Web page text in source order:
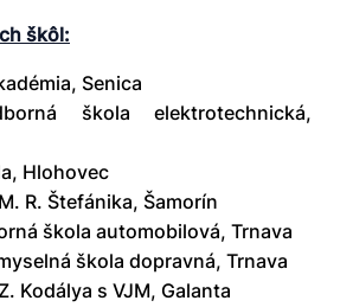
škôl:
Senica
škola elektrotechnická,
Hlohovec
R. Štefánika, Šamorín
škola automobilová, Trnava
škola dopravná, Trnava
Kodálya s VJM, Galanta